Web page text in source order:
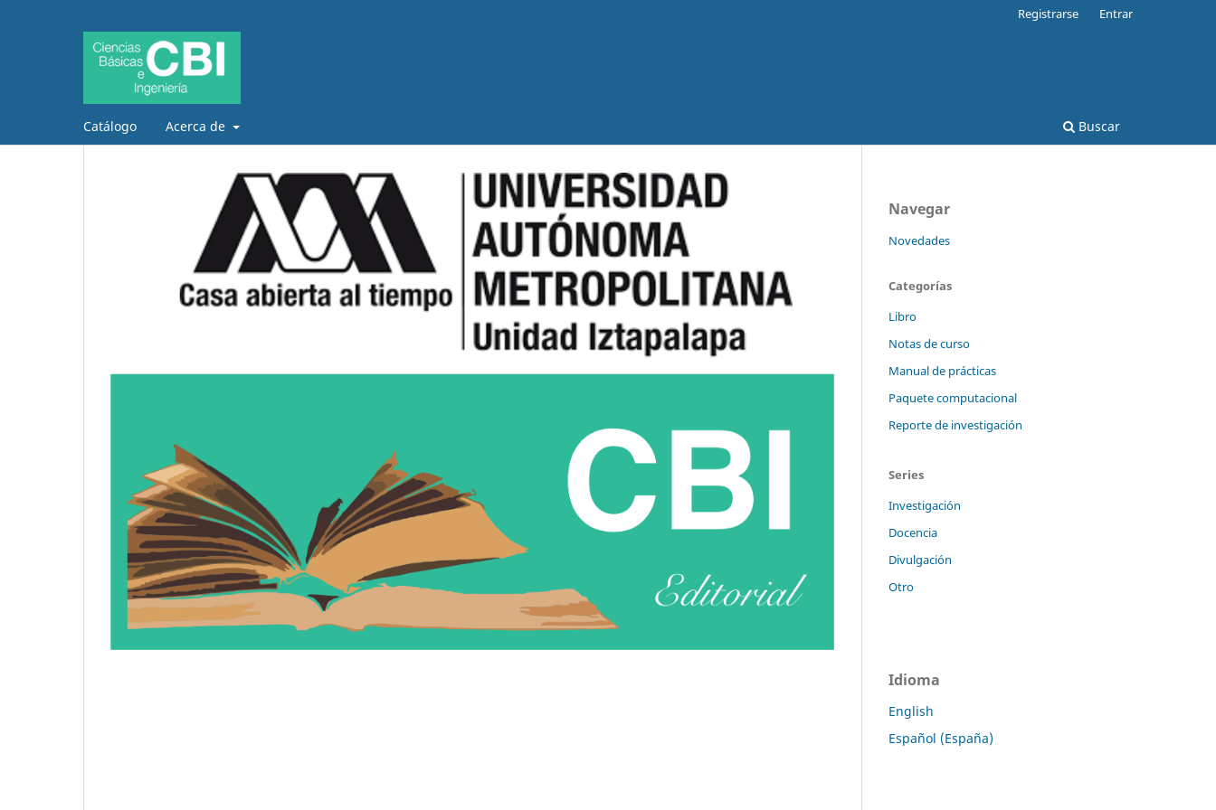
Catálogo Acerca de Buscar
Registrarse Entrar
Navegar
Novedades
Categorías
Libro
Notas de curso
Manual de prácticas
Paquete computacional
Reporte de investigación
Series
Investigación
Docencia
Divulgación
Otro
Idioma
English
Español (España)